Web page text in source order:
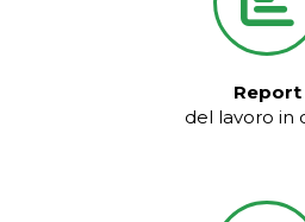
Report
del lavoro in